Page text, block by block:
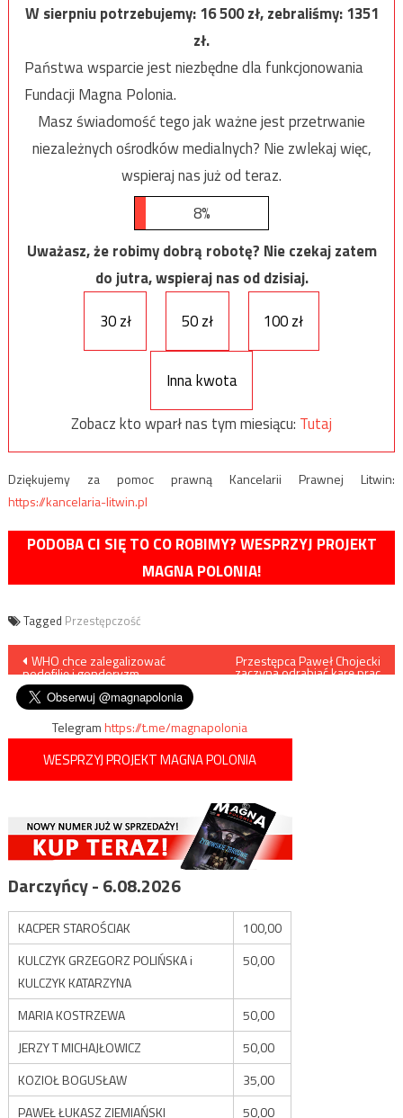
W sierpniu potrzebujemy:16 500zł, zebraliśmy:1351
zł.
Państwa wsparcie jest niezbędne dla funkcjonowania
Fundacji Magna Polonia.
Masz świadomość tego jak ważne jest przetrwanie
niezależnych ośrodków medialnych? Nie zwlekaj więc,
wspieraj nas już od teraz.
8%
Uważasz, że robimy dobrą robotę? Nie czekaj zatem
do jutra, wspieraj nas od dzisiaj.
30 zł
50 zł 100 zł
Inna kwota
Zobacz kto wparł nas tym miesiącu: Tutaj
Dziękujemy za pomoc prawną Kancelarii Prawnej Litwin:
https://kancelaria-litwin.pl
PODOBA CI SIĘ TO CO ROBIMY? WESPRZYJ PROJEKT
MAGNA POLONIA!
Tagged Przestępczość
Nawigacja
wpisu
WHO chce zalegalizować
pedofilię i genderyzm
Przestępca Paweł Chojecki
zaczyna odrabiać karę prac
Telegramhttps://t.me/magnapolonia
WESPRZYJ PROJEKT MAGNA POLONIA
Darczyńcy - 6.08.2026
KACPER STAROŚCIAK
100,00
KULCZYK GRZEGORZ POLIŃSKA i
KULCZYK KATARZYNA
50,00
MARIA KOSTRZEWA
50,00
JERZY T MICHAJŁOWICZ
50,00
KOZIOŁ BOGUSŁAW
35,00
PAWEŁ ŁUKASZ ZIEMIAŃSKI
50,00